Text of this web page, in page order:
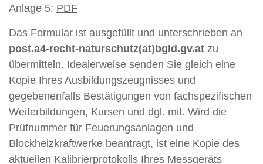
Anlage 5: PDF
Das Formular ist ausgefüllt und unterschrieben an
post.a4-recht-naturschutz(at)bgld.gv.at zu
übermitteln. Idealerweise senden Sie gleich eine
Kopie Ihres Ausbildungszeugnisses und
gegebenenfalls Bestätigungen von fachspezifischen
Weiterbildungen, Kursen und dgl. mit. Wird die
Prüfnummer für Feuerungsanlagen und
Blockheizkraftwerke beantragt, ist eine Kopie des
aktuellen Kalibrierprotokolls Ihres Messgeräts